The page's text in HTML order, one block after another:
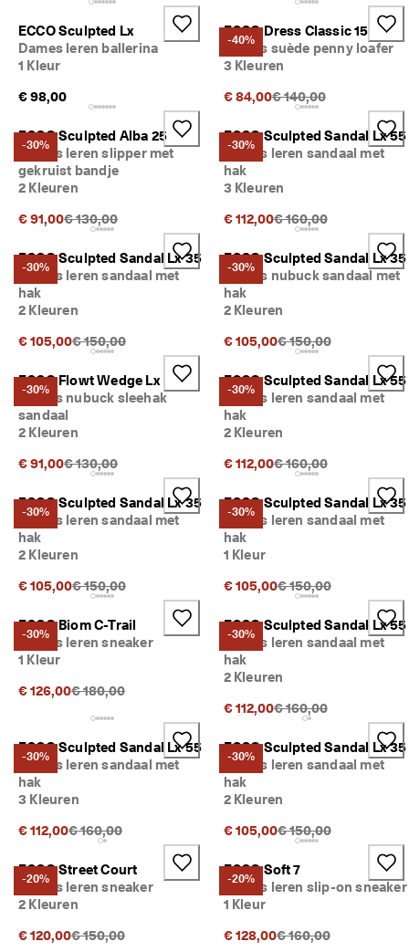
ECCO Sculpted Lx
Dames leren ballerina
1 Kleur
€ 98,00
-40%
ECCO Dress Classic 15
Dames suède penny loafer
3 Kleuren
€ 84,00Originele prijs
€ 140,00
-30%
ECCO Sculpted Alba 25
Dames leren slipper met
gekruist bandje
2 Kleuren
€ 91,00Originele prijs {{price}}:
€ 130,00
-30%
ECCO Sculpted Sandal Lx 55
Dames leren sandaal met
hak
3 Kleuren
€ 112,00Originele prijs
€ 160,00
-30%
ECCO Sculpted Sandal Lx 35
Dames leren sandaal met
hak
2 Kleuren
€ 105,00Originele prijs {{price}}:
€ 150,00
-30%
ECCO Sculpted Sandal Lx 35
Dames nubuck sandaal met
hak
2 Kleuren
€ 105,00Originele prijs
€ 150,00
-30%
ECCO Flowt Wedge Lx
Dames nubuck sleehak
sandaal
2 Kleuren
€ 91,00Originele prijs {{price}}:
€ 130,00
-30%
ECCO Sculpted Sandal Lx 55
Dames leren sandaal met
hak
2 Kleuren
€ 112,00Originele prijs
€ 160,00
-30%
ECCO Sculpted Sandal Lx 35
Dames leren sandaal met
hak
2 Kleuren
€ 105,00Originele prijs {{price}}:
€ 150,00
-30%
ECCO Sculpted Sandal Lx 35
Dames leren sandaal met
hak
1 Kleur
€ 105,00Originele prijs
€ 150,00
-30%
ECCO Biom C-Trail
Dames leren sneaker
1 Kleur
€ 126,00Originele prijs {{price}}:
€ 180,00
-30%
ECCO Sculpted Sandal Lx 55
Dames leren sandaal met
hak
2 Kleuren
€ 112,00Originele prijs
€ 160,00
-30%
ECCO Sculpted Sandal Lx 55
Dames leren sandaal met
hak
3 Kleuren
€ 112,00Originele prijs {{price}}:
€ 160,00
-30%
ECCO Sculpted Sandal Lx 35
Dames leren sandaal met
hak
2 Kleuren
€ 105,00Originele prijs
€ 150,00
-20%
ECCO Street Court
Dames leren sneaker
2 Kleuren
€ 120,00Originele prijs {{price}}:
€ 150,00
-20%
ECCO Soft 7
Dames leren slip-on sneaker
1 Kleur
€ 128,00Originele prijs
€ 160,00